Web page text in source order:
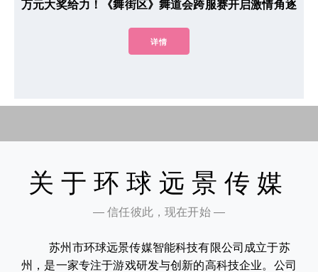
万元大奖给力！《舞街区》舞道会跨服赛开启激情角逐
详情
关于环球远景传媒
— 信任彼此，现在开始 —
苏州市环球远景传媒智能科技有限公司成立于苏
州，是一家专注于游戏研发与创新的高科技企业。公司